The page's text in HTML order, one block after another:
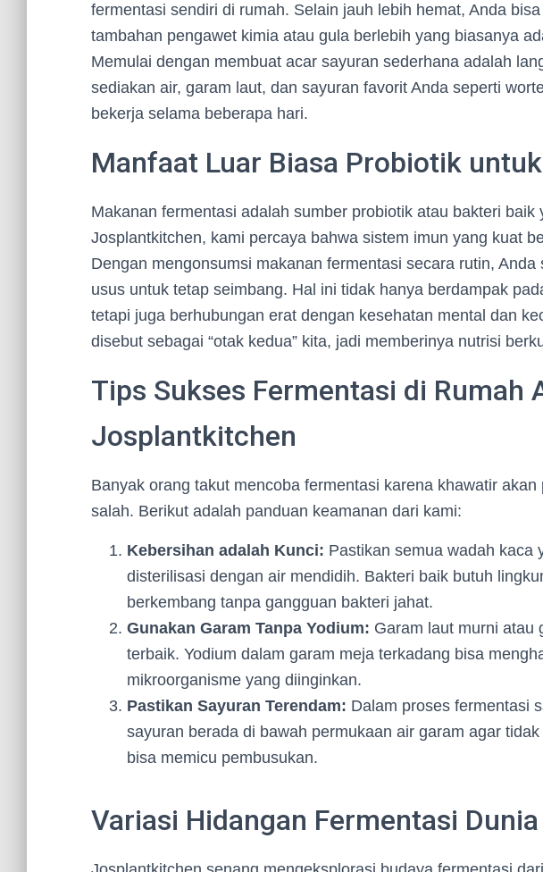
fermentasi sendiri di rumah. Selain jauh lebih hemat, Anda
tambahan pengawet kimia atau gula berlebih yang biasanya
Memulai dengan membuat acar sayuran sederhana adalah
sediakan air, garam laut, dan sayuran favorit Anda seperti
bekerja selama beberapa hari.
Manfaat Luar Biasa Probiotik
Makanan fermentasi adalah sumber probiotik atau bakteri baik
Josplantkitchen, kami percaya bahwa sistem imun yang kuat
Dengan mengonsumsi makanan fermentasi secara rutin,
usus untuk tetap seimbang. Hal ini tidak hanya berdampak
tetapi juga berhubungan erat dengan kesehatan mental dan
disebut sebagai “otak kedua” kita, jadi memberinya nutrisi
Tips Sukses Fermentasi di Rumah
Josplantkitchen
Banyak orang takut mencoba fermentasi karena khawatir
salah. Berikut adalah panduan keamanan dari kami:
Kebersihan adalah Kunci: Pastikan semua wadah kaca
disterilisasi dengan air mendidih. Bakteri baik butuh
berkembang tanpa gangguan bakteri jahat.
Gunakan Garam Tanpa Yodium: Garam laut murni atau
terbaik. Yodium dalam garam meja terkadang bisa
mikroorganisme yang diinginkan.
Pastikan Sayuran Terendam: Dalam proses fermentasi
sayuran berada di bawah permukaan air garam agar
bisa memicu pembusukan.
Variasi Hidangan Fermentasi Dunia